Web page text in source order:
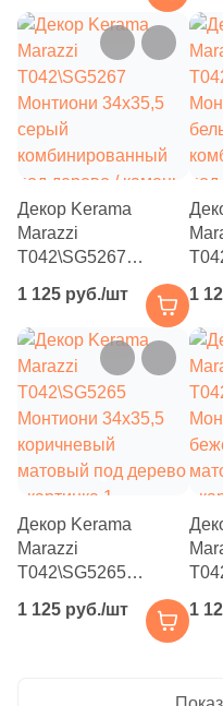
Оникс ( 41)
Орнамент (166 )
Оттенки цвета (312
Паркет (
Перламутр ( 179)
Полосы (
Пэчворк (6)
Растительность ( 4)
Сланец (6 )
Стекло (8)
Терраццо (23
Ткань (9 )
Травертин (68
Узоры (
Флористика (
комбинированный
под дерево / камень
Декор Kerama
Marazzi
T042\SG5267
Монтиони 34x35,5
серый
комбинированный
под дерево / камень
1 125 руб./шт 1
Декор Kerama
Marazzi
T042\SG5265
Монтиони 34x35,5
коричневый
матовый под дерево
1 125 руб./шт 1